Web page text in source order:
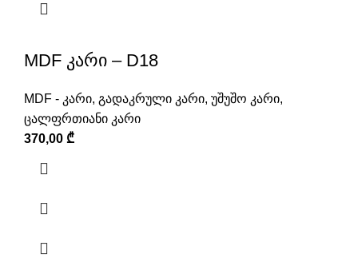
MDF კარი – D18
MDF - კარი, გადაკრული კარი, უშუშო კარი,
ცალფრთიანი კარი
370,00 ₾